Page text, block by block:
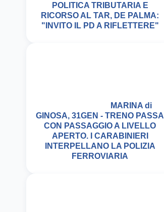
POLITICA TRIBUTARIA E
RICORSO AL TAR, DE PALMA:
"INVITO IL PD A RIFLETTERE"
MARINA di
GINOSA, 31GEN - TRENO PASSA
CON PASSAGGIO A LIVELLO
APERTO. I CARABINIERI
INTERPELLANO LA POLIZIA
FERROVIARIA